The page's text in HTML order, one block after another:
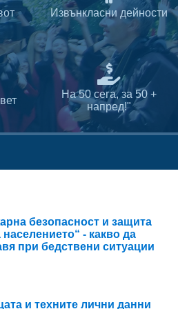
Извънкласни дейности
На 50 сега, за 50 +
напред!"
с профил „Чужди
безопасност и защита
населението“ - какво да
при бедствени ситуации
и техните лични данни